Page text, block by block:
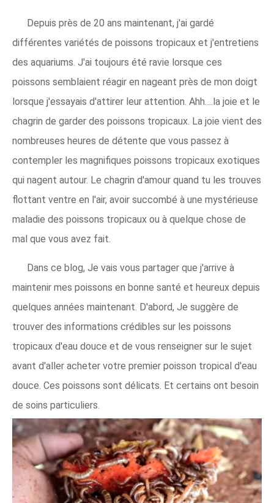
Depuis près de 20 ans maintenant, j'ai gardé
différentes variétés de poissons tropicaux et j'entretiens
des aquariums. J'ai toujours été ravie lorsque ces
poissons semblaient réagir en nageant près de mon doigt
lorsque j'essayais d'attirer leur attention. Ahh….la joie et le
chagrin de garder des poissons tropicaux. La joie vient des
nombreuses heures de détente que vous passez à
contempler les magnifiques poissons tropicaux exotiques
qui nagent autour. Le chagrin d'amour quand tu les trouves
flottant ventre en l'air, avoir succombé à une mystérieuse
maladie des poissons tropicaux ou à quelque chose de
mal que vous avez fait.
Dans ce blog, Je vais vous partager que j'arrive à
maintenir mes poissons en bonne santé et heureux depuis
quelques années maintenant. D'abord, Je suggère de
trouver des informations crédibles sur les poissons
tropicaux d'eau douce et de vous renseigner sur le sujet
avant d'aller acheter votre premier poisson tropical d'eau
douce. Ces poissons sont délicats. Et certains ont besoin
de soins particuliers.